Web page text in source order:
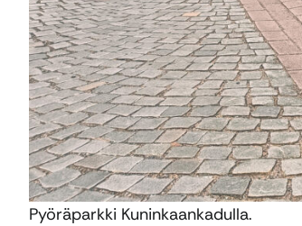
Pyöräparkki Kuninkaankadulla.